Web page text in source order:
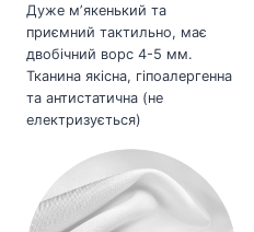
Дуже мʼякенький та
приємний тактильно, має
двобічний ворс 4-5 мм.
Тканина якісна, гіпоалергенна
та антистатична (не
електризується)